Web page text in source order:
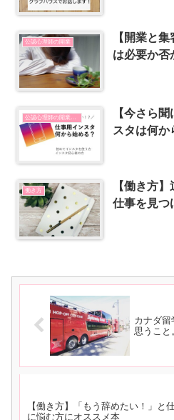
公認心理師の開業
【開業と
は必要か否
公認心理師の開業とSNSの使い方
【今さら
スタは何か
働き方
【働き方
仕事を見つ
カナダ留
思うこと
【働き方】「もう辞めたい！」と
に悩む方にオススメ本